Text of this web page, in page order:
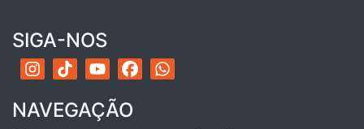
SIGA-NOS
NAVEGAÇÃO